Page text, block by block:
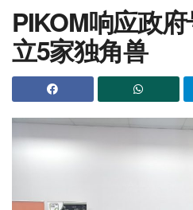
PIKOM响应政
立5家独角兽